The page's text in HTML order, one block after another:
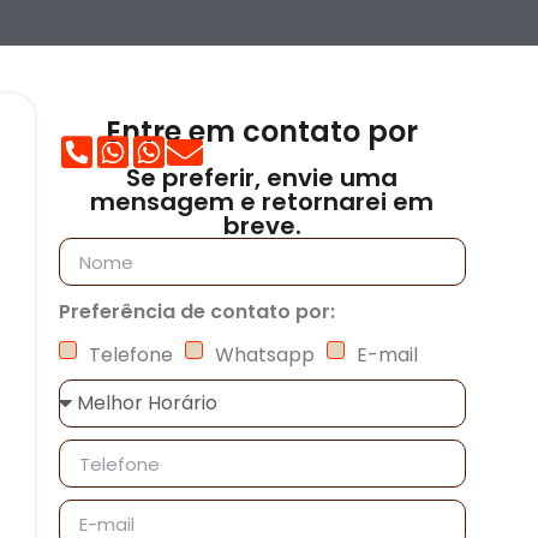
Entre em contato por
Se preferir, envie uma
mensagem e retornarei em
breve.
Preferência de contato por:
Telefone
Whatsapp E-mail